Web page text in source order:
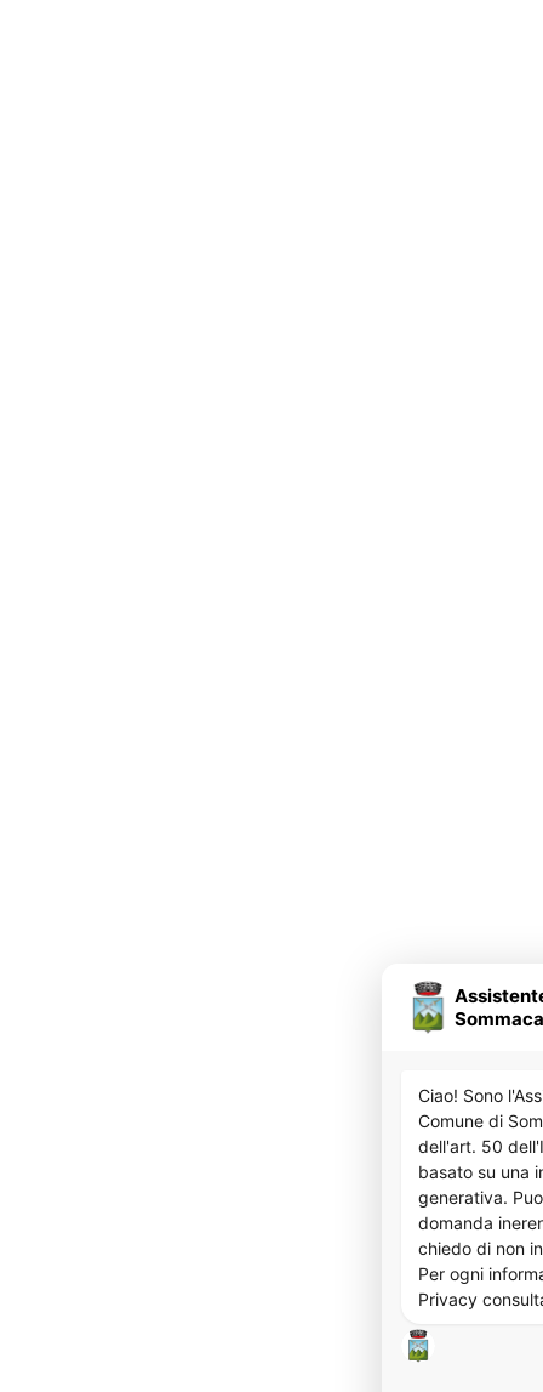
Ciao! Sono
Comune di
dell'art. 50
basato su una
generativa.
domanda
chiedo di non
Per ogni
Privacy